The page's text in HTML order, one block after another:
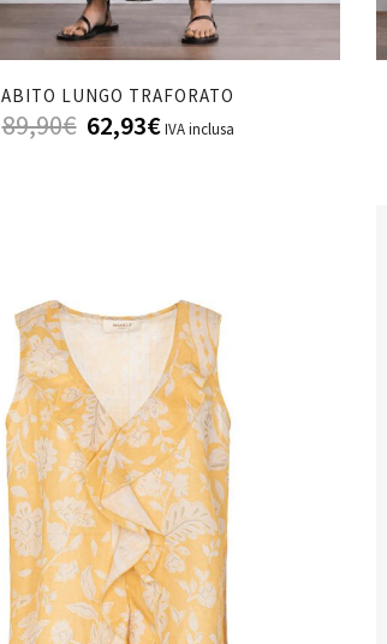
ABITO LUNGO TRAFORATO
89,90€ 62,93€ IVA inclusa